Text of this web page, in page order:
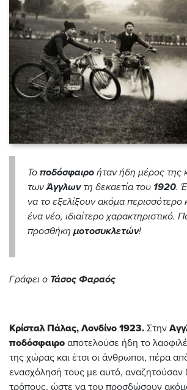
Το ποδόσφαιρο ήταν ήδη μέρος της
τωνΆγγλωντη δεκαετία του 1920.
να το εξελίξουν ακόμα
ένα νέο, ιδιαίτερο χαρακτηριστικό.
προσθήκη μοτοσυκλετών!
Γράφει ο Τάσος Φαραός
Κρίσταλ Πάλας, Λονδίνο 1923. Στην
ποδόσφαιρο αποτελούσε ήδη το
της χώρας και έτσι οι άνθρωποι, πέρα
ενασχόλησή τους με αυτό, αναζητούσαν
τρόπους, ώστε να του προσδώσουν